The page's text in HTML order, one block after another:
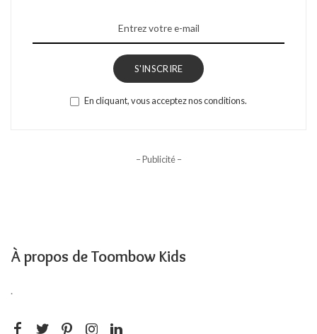
S'INSCRIRE
En cliquant, vous acceptez nos conditions.
– Publicité –
À propos de Toombow Kids
.